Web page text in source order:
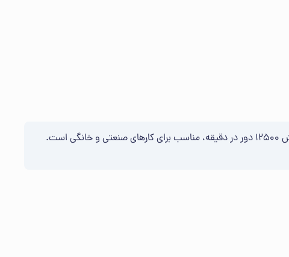
تیغ سرامیک بر 115 میلیمتر EKO، ابزاری حرفه‌ای و با کیفیت بالا برای برش دقیق سرامیک است. این تیغ با قطر 115 میلیمتر و سرعت برش 12500 دور در دقیقه، مناسب برای کارهای صنعتی و خانگی است.